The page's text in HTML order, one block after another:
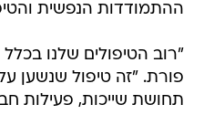
ההתמודדות הנפשית
"רוב הטיפולים שלנו
פורת. "זה טיפול שנשען
תחושת שייכות, פעילות